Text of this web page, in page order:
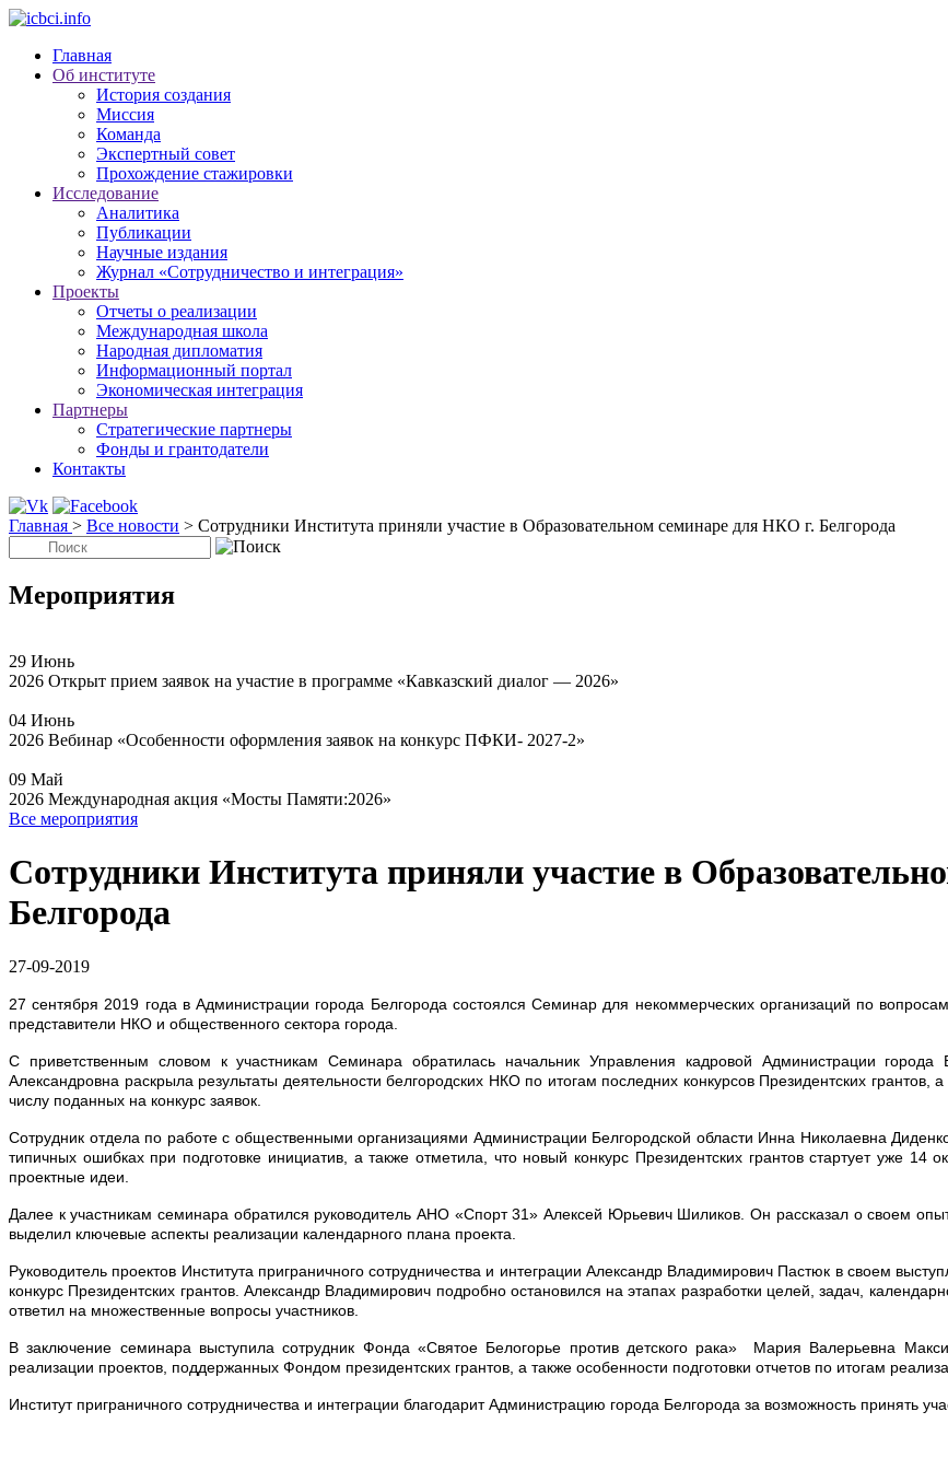
Главная
Об институте
История создания
Миссия
Команда
Экспертный совет
Прохождение стажировки
Исследование
Аналитика
Публикации
Научные издания
Журнал «Сотрудничество и интеграция»
Проекты
Отчеты о реализации
Международная школа
Народная дипломатия
Информационный портал
Экономическая интеграция
Партнеры
Стратегические партнеры
Фонды и грантодатели
Контакты
Главная > Все новости > Сотрудники Института приняли участие в Образовательном семинаре для НКО г. Белгорода
Мероприятия
29 Июнь
2026 Открыт прием заявок на участие в программе «Кавказский диалог — 2026»
04 Июнь
2026 Вебинар «Особенности оформления заявок на конкурс ПФКИ- 2027-2»
09 Май
2026 Международная акция «Мосты Памяти:2026»
Все мероприятия
Сотрудники Института приняли участие в
Белгорода
27-09-2019
27 сентября 2019 года в Администрации города Белгорода состоялся Семинар для некоммерческих организаций по
представители НКО и общественного сектора города.
С приветственным словом к участникам Семинара обратилась начальник Управления кадровой Администрации
Александровна раскрыла результаты деятельности белгородских НКО по итогам последних конкурсов Президентских грантов,
числу поданных на конкурс заявок.
Сотрудник отдела по работе с общественными организациями Администрации Белгородской области Инна Николаевна
типичных ошибках при подготовке инициатив, а также отметила, что новый конкурс Президентских грантов стартует уже
проектные идеи.
Далее к участникам семинара обратился руководитель АНО «Спорт 31» Алексей Юрьевич Шиликов. Он рассказал о своем
выделил ключевые аспекты реализации календарного плана проекта.
Руководитель проектов Института приграничного сотрудничества и интеграции Александр Владимирович Пастюк в своем
конкурс Президентских грантов. Александр Владимирович подробно остановился на этапах разработки целей, задач,
ответил на множественные вопросы участников.
В заключение семинара выступила сотрудник Фонда «Святое Белогорье против детского рака» Мария Валерьевна
реализации проектов, поддержанных Фондом президентских грантов, а также особенности подготовки отчетов по итогам
Институт приграничного сотрудничества и интеграции благодарит Администрацию города Белгорода за возможность принять